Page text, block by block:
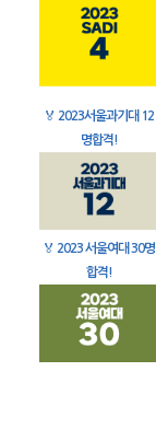
🏅 2023서울과기대 12
명합격!
🏅 2023 서울여대 30명
합격!